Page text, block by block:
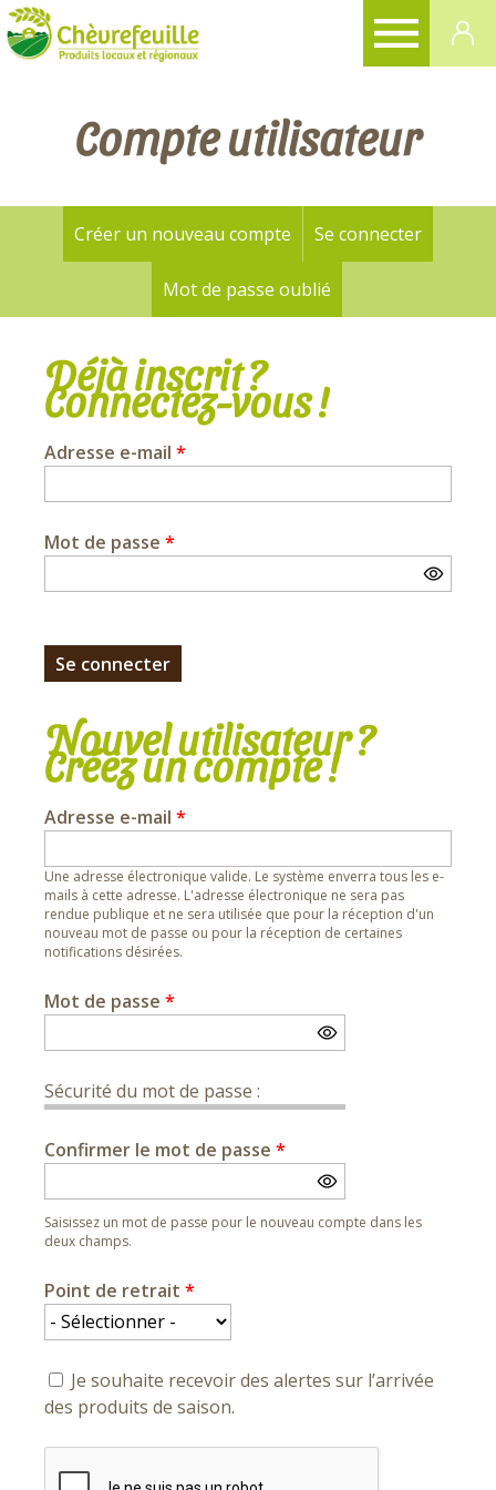
Compte utilisateur
Onglets
principaux
Créer un nouveau compte Se connecter(onglet
Mot de passe oublié
Déjà inscrit ?
Connectez-vous !
Adresse e-mail *
Mot de passe *
Nouvel utilisateur ?
Créez un compte !
Adresse e-mail *
Une adresse électronique valide. Le système enverra tous les e-
mails à cette adresse. L'adresse électronique ne sera pas
rendue publique et ne sera utilisée que pour la réception d'un
nouveau mot de passe ou pour la réception de certaines
notifications désirées.
Mot de passe *
Sécurité du mot de passe :
Confirmer le mot de passe *
Saisissez un mot de passe pour le nouveau compte dans les
deux champs.
Point de retrait *
Je souhaite recevoir des alertes sur l’arrivée
des produits de saison.